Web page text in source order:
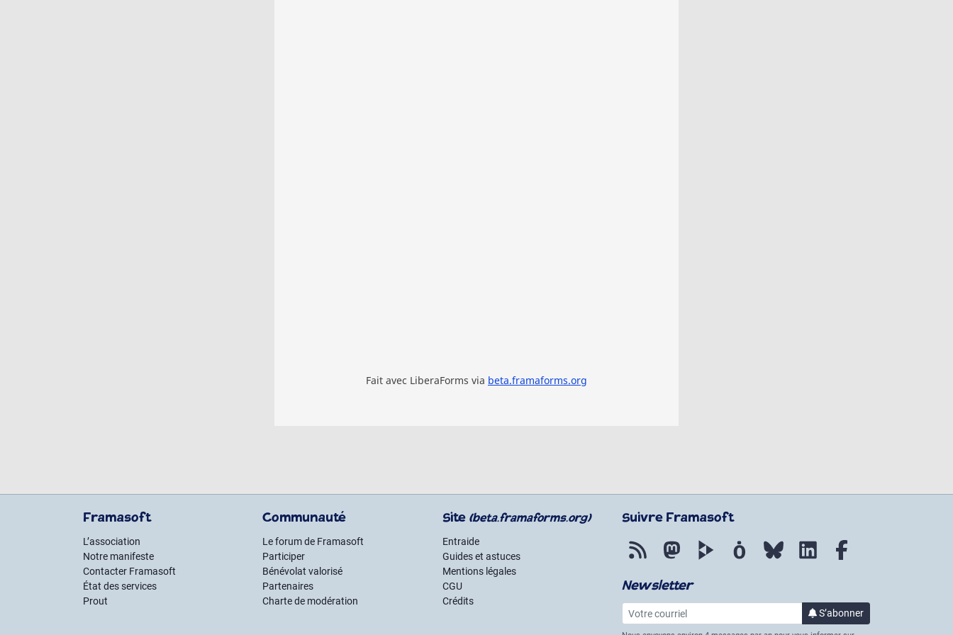
Fait avec LiberaForms via beta.framaforms.org
Framasoft
L’association
Notre manifeste
Contacter Framasoft
État des services
Prout
Communauté
Le forum de Framasoft
Participer
Bénévolat valorisé
Partenaires
Charte de modération
Site (beta.framaforms.org)
Entraide
Guides et astuces
Mentions légales
CGU
Crédits
Suivre Framasoft
Flux RSS MastodonPeerTube Mobilizon Bluesky LinkedIn
Newsletter
Votre courriel
S’abonner
à la lettre d’informations